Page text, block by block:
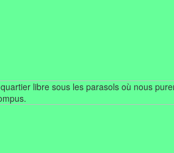
libre sous les parasols où nous